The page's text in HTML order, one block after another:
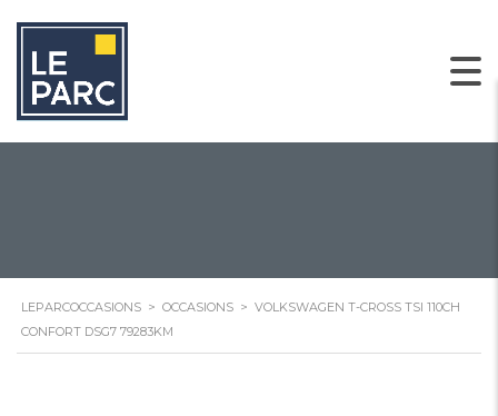
LEPARCOCCASIONS > OCCASIONS > VOLKSWAGEN T-CROSS TSI 110CH
CONFORT DSG7 79283KM